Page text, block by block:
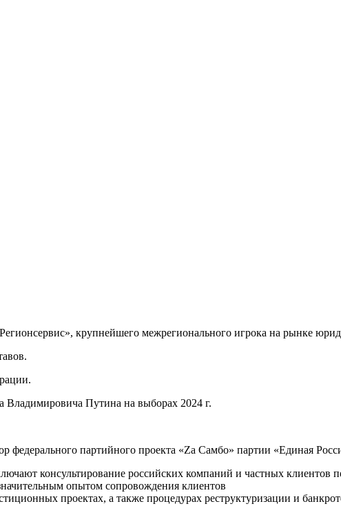
крупнейшего межрегионального игрока на рынке
Путина на выборах 2024 г.
федерального партийного проекта «Zа Самбо» партии «Единая
консультирование российских компаний и частных клиентов
опытом сопровождения клиентов
проектах, а также процедурах реструктуризации и